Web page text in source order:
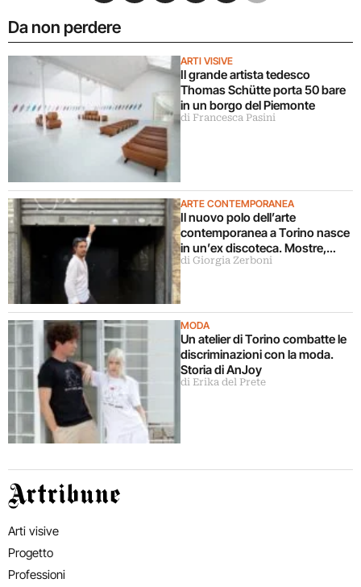
Da non perdere
ARTI VISIVE
Il grande artista tedesco
Thomas Schütte porta 50 bare
in un borgo del Piemonte
di Francesca Pasini
ARTE CONTEMPORANEA
Il nuovo polo dell’arte
contemporanea a Torino nasce
in un’ex discoteca. Mostre,
cinema, teatro, concerti,
di Giorgia Zerboni
MODA
Un atelier di Torino combatte le
discriminazioni con la moda.
Storia di AnJoy
di Erika del Prete
Artribune
Arti visive
Progetto
Professioni